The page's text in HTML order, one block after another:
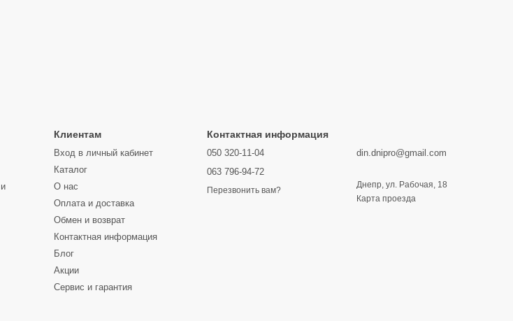
Клиентам
Вход в личный кабинет
Каталог
О нас
Оплата и доставка
Обмен и возврат
Контактная информация
Блог
Акции
Сервис и гарантия
Контактная информация
050 320-11-04
063 796-94-72
Перезвонить вам?
din.dnipro@gmail.com
Днепр, ул. Рабочая, 18
Карта проезда